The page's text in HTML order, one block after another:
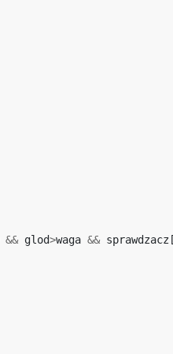
&& glod>waga && sprawdzacz [